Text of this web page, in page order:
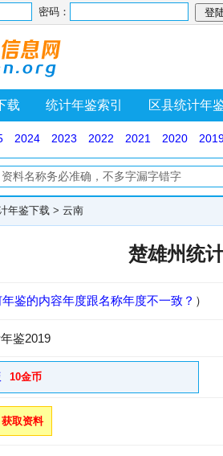
密码：
载 统计年鉴索引 区县统计年
2024 2023 2022 2021 2020
年鉴下载 > 云南
楚雄州统
年鉴的内容年度跟名称年度不一致？ ）
鉴2019
10金币
取资料